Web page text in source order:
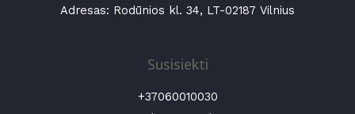
Adresas: Rodūnios kl. 34, LT-02187 Vilnius
Susisiekti
+37060010030